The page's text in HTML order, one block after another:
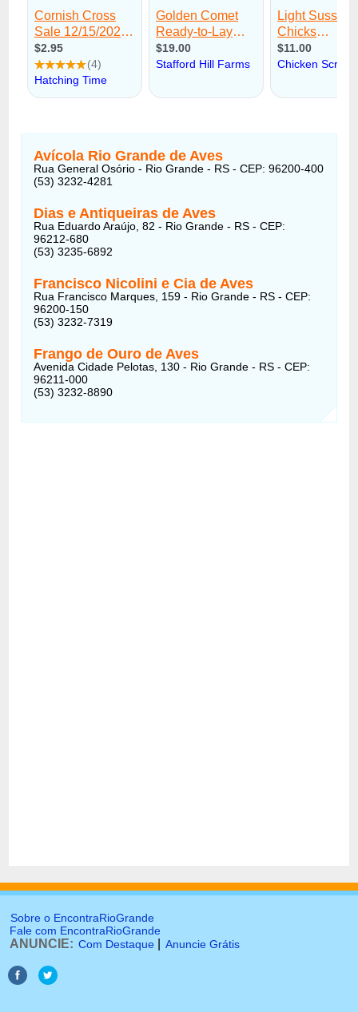
Avícola Rio Grande de Aves
Rua General Osório - Rio Grande - RS - CEP: 96200-400
(53) 3232-4281
Dias e Antiqueiras de Aves
Rua Eduardo Araújo, 82 - Rio Grande - RS - CEP:
96212-680
(53) 3235-6892
Francisco Nicolini e Cia de Aves
Rua Francisco Marques, 159 - Rio Grande - RS - CEP:
96200-150
(53) 3232-7319
Frango de Ouro de Aves
Avenida Cidade Pelotas, 130 - Rio Grande - RS - CEP:
96211-000
(53) 3232-8890
Sobre o EncontraRioGrande
Fale com EncontraRioGrande
ANUNCIE: Com Destaque Anuncie Grátis